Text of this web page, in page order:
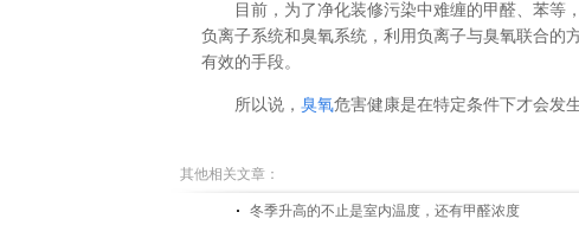
目前，为了净化装修污染中难缠的甲醛、苯等
负离子系统和臭氧系统，利用负离子与臭氧联合的
有效的手段。
所以说， 臭氧危害健康是在特定条件下才会发
其他相关文章：
冬季升高的不止是室内温度，还有甲醛浓度